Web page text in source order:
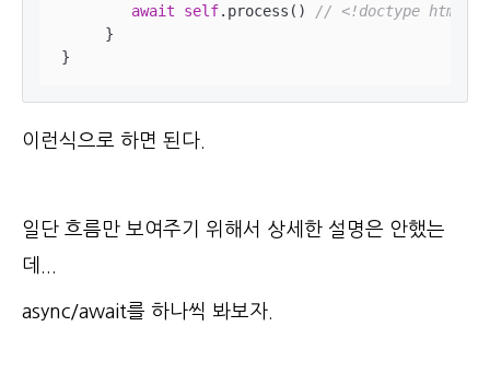
await
self.process()
// <!doctype
     }
}
이런식으로 하면 된다.
일 단 흐름만 보여주기 위해서 상세한 설명은 안했는
데...
async/await를 하나씩 봐보자.